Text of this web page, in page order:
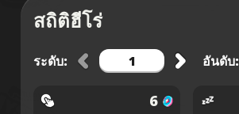
สถิติฮีโร่
ระดับ: อันดับ:
6